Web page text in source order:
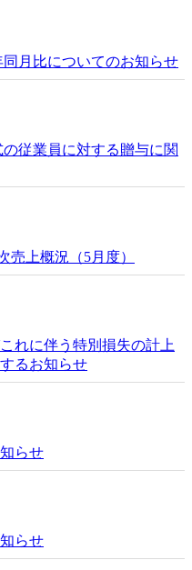
月比についてのお知らせ
従業員に対する贈与に関
上概況（5月度）
れに伴う特別損失の計上
るお知らせ
らせ
らせ